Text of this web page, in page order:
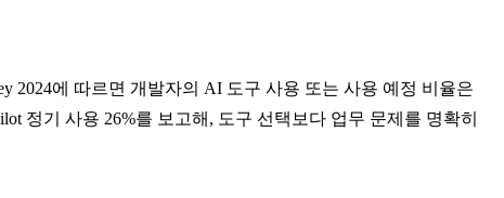
2024에 따르면 개발자의 AI 도구 사용 또는 사용 예정 비율은
정기 사용 26%를 보고해, 도구 선택보다 업무 문제를 명확히